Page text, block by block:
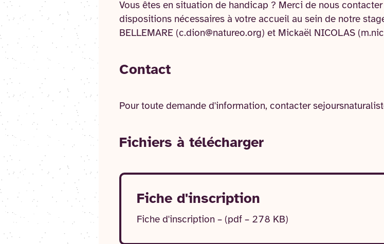
Vous êtes en situation de handicap ? Merci de nous
dispositions nécessaires à votre accueil au sein de notre
BELLEMARE (c.dion@natureo.org) et Mickaël NICOLAS
Contact
Pour toute demande d'information, contacter
Fichiers à télécharger
Fiche d'inscription
Fiche d'inscription – (pdf – 278 KB)